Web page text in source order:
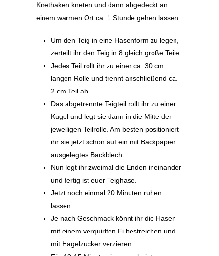
Knethaken kneten und dann abgedeckt an
einem warmen Ort ca. 1 Stunde gehen lassen.
Um den Teig in eine Hasenform zu legen,
zerteilt ihr den Teig in 8 gleich große Teile.
Jedes Teil rollt ihr zu einer ca. 30 cm
langen Rolle und trennt anschließend ca.
2 cm Teil ab.
Das abgetrennte Teigteil rollt ihr zu einer
Kugel und legt sie dann in die Mitte der
jeweiligen Teilrolle. Am besten positioniert
ihr sie jetzt schon auf ein mit Backpapier
ausgelegtes Backblech.
Nun legt ihr zweimal die Enden ineinander
und fertig ist euer Teighase.
Jetzt noch einmal 20 Minuten ruhen
lassen.
Je nach Geschmack könnt ihr die Hasen
mit einem verquirlten Ei bestreichen und
mit Hagelzucker verzieren.